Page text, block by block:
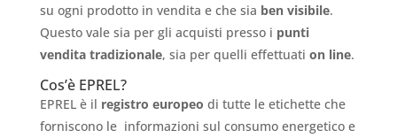
su ogni prodotto in vendita e che sia ben visibile.
Questo vale sia per gli acquisti presso i punti
vendita tradizionale, sia per quelli effettuati on line.
Cos’è EPREL?
EPREL è il registro europeo di tutte le etichette che
forniscono le informazioni sul consumo energetico e